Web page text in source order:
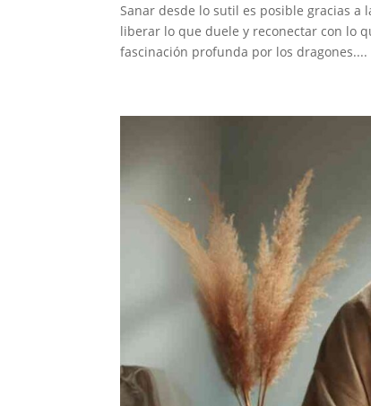
Sanar desde lo sutil es posible gracias a
liberar lo que duele y reconectar con lo
fascinación profunda por los dragones....